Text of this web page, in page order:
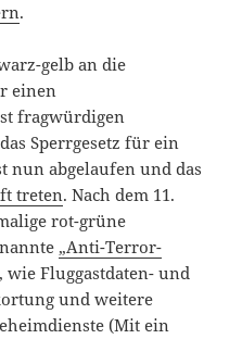
.
gelb an die
einen
fragwürdigen
Sperrgesetz für ein
nun abgelaufen und das
treten. Nach dem 11.
rot-grüne
„Anti-Terror-
wie Fluggastdaten- und
und weitere
(Mit ein